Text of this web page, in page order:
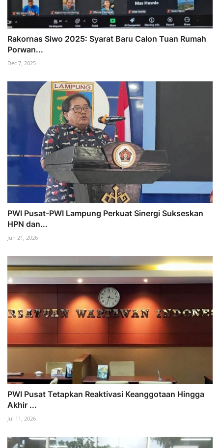
Rakornas Siwo 2025: Syarat Baru Calon Tuan Rumah
Porwan...
Dec 7, 2025
PWI Pusat-PWI Lampung Perkuat Sinergi Sukseskan
HPN dan...
Jun 21, 2026
PWI Pusat Tetapkan Reaktivasi Keanggotaan Hingga
Akhir ...
Jul 11, 2026